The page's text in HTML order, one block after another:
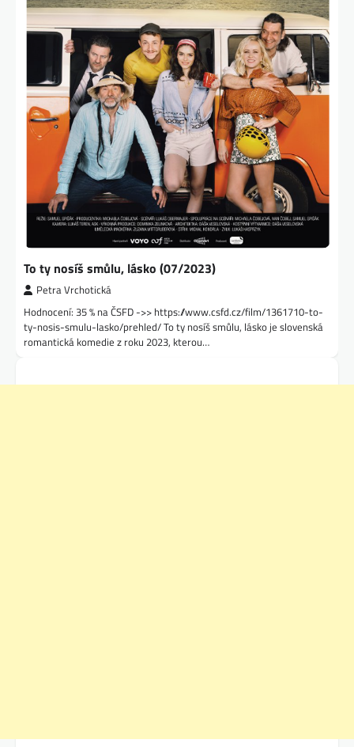
To ty nosíš smůlu, lásko (07/2023)
Petra Vrchotická
Hodnocení: 35 % na ČSFD ->> https://www.csfd.cz/film/1361710-to-
ty-nosis-smulu-lasko/prehled/ To ty nosíš smůlu, lásko je slovenská
romantická komedie z roku 2023, kterou…